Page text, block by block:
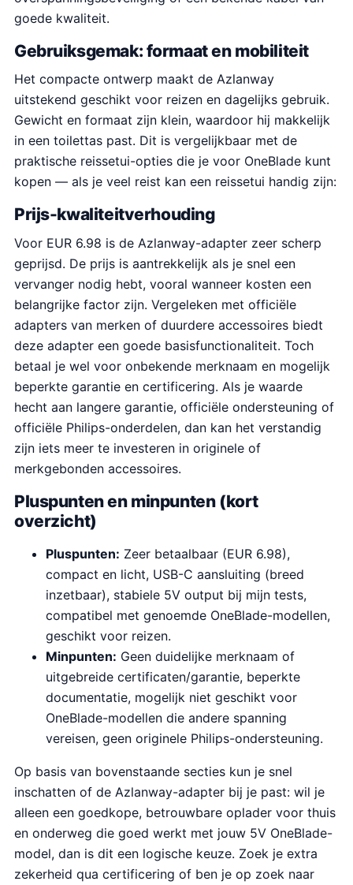
goede kwaliteit.
Gebruiksgemak: formaat en mobiliteit
Het compacte ontwerp maakt de Azlanway
uitstekend geschikt voor reizen en dagelijks gebruik.
Gewicht en formaat zijn klein, waardoor hij makkelijk
in een toilettas past. Dit is vergelijkbaar met de
praktische reissetui-opties die je voor OneBlade kunt
kopen — als je veel reist kan een reissetui handig zijn:
Prijs-kwaliteitverhouding
Voor EUR 6.98 is de Azlanway-adapter zeer scherp
geprijsd. De prijs is aantrekkelijk als je snel een
vervanger nodig hebt, vooral wanneer kosten een
belangrijke factor zijn. Vergeleken met officiële
adapters van merken of duurdere accessoires biedt
deze adapter een goede basisfunctionaliteit. Toch
betaal je wel voor onbekende merknaam en mogelijk
beperkte garantie en certificering. Als je waarde
hecht aan langere garantie, officiële ondersteuning of
officiële Philips-onderdelen, dan kan het verstandig
zijn iets meer te investeren in originele of
merkgebonden accessoires.
Pluspunten en minpunten (kort
overzicht)
Pluspunten: Zeer betaalbaar (EUR 6.98),
compact en licht, USB-C aansluiting (breed
inzetbaar), stabiele 5V output bij mijn tests,
compatibel met genoemde OneBlade-modellen,
geschikt voor reizen.
Minpunten: Geen duidelijke merknaam of
uitgebreide certificaten/garantie, beperkte
documentatie, mogelijk niet geschikt voor
OneBlade-modellen die andere spanning
vereisen, geen originele Philips-ondersteuning.
Op basis van bovenstaande secties kun je snel
inschatten of de Azlanway-adapter bij je past: wil je
alleen een goedkope, betrouwbare oplader voor thuis
en onderweg die goed werkt met jouw 5V OneBlade-
model, dan is dit een logische keuze. Zoek je extra
zekerheid qua certificering of ben je op zoek naar